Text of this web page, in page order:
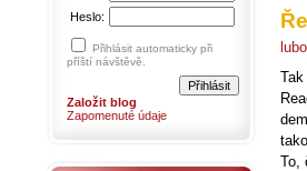
To,
Heslo:
Přihlásit automaticky při
příští návštěvě.
Založit blog
Zapomenuté údaje